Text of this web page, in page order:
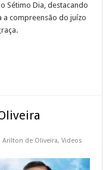
Sétimo Dia, destacando
a compreensão do juízo
Arilton de Oliveira,Videos